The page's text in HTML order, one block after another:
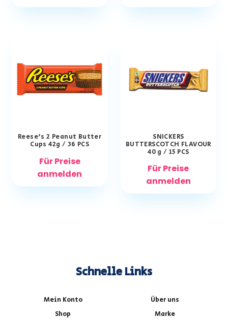
Reese’s 2 Peanut Butter
Cups 42g / 36 PCS
Für Preise
anmelden
SNICKERS
BUTTERSCOTCH FLAVOUR
40 g / 15 PCS
Für Preise
anmelden
Schnelle Links
Mein Konto
Über uns
Shop
Marke